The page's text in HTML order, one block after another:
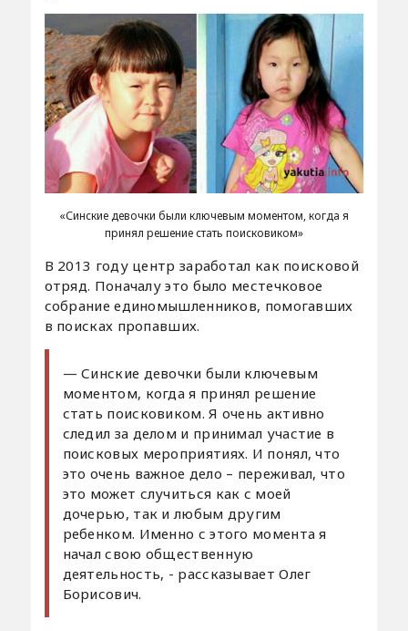
«Синские девочки были ключевым моментом, когда я
принял решение стать поисковиком»
В 2013 году центр заработал как поисковой
отряд. Поначалу это было местечковое
собрание единомышленников, помогавших
в поисках пропавших.
— Синские девочки были ключевым
моментом, когда я принял решение
стать поисковиком. Я очень активно
следил за делом и принимал участие в
поисковых мероприятиях. И понял, что
это очень важное дело – переживал, что
это может случиться как с моей
дочерью, так и любым другим
ребенком. Именно с этого момента я
начал свою общественную
деятельность, - рассказывает Олег
Борисович.